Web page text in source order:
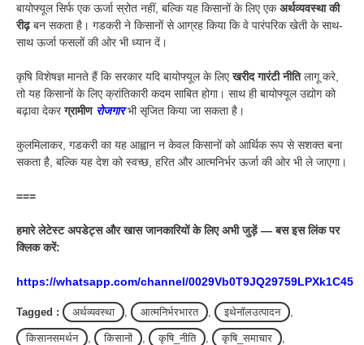
बायोफ्यूल सिर्फ एक ऊर्जा स्रोत नहीं, बल्कि यह किसानों के लिए एकअर्थव्यवस्था की
रीढ़बन सकता है। गडकरी ने किसानों से आग्रह किया कि वे पारंपरिक खेती के साथ-
साथ ऊर्जा फसलों की ओर भी ध्यान दें।
कृषि विशेषज्ञ मानते हैं कि सरकार यदि बायोफ्यूल के लिएखरीद गारंटी नीतिलागू करे,
तो यह किसानों के लिए क्रांतिकारी कदम साबित होगा। साथ ही बायोफ्यूल उद्योग को
बढ़ावा देकरग्रामीणरोजगारभी सृजित किया जा सकता है।
कुलमिलाकर, गडकरी का यह आह्वान न केवल किसानों को आर्थिक रूप से सशक्त बना
सकता है, बल्कि यह देश को स्वच्छ, हरित और आत्मनिर्भर ऊर्जा की ओर भी ले जाएगा।
===
हमारे लेटेस्ट अपडेट्स और खास जानकारियों के लिए अभी जुड़ें — बस इस लिंक पर
क्लिक करें:
https://whatsapp.com/channel/0029Vb0T9JQ29759LPXk1C45
Tagged : अर्थव्यवस्था आत्मनिर्भरभारत इथेनॉलउत्पादन
किसानसमर्थन किसानों कृषि_नीति कृषि_समाचार